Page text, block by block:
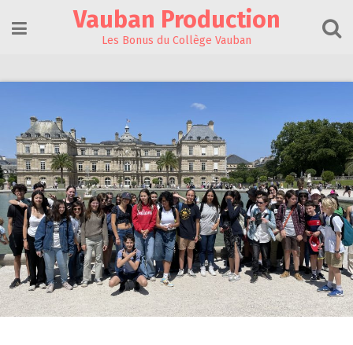
content
Vauban Production
Les Bonus du Collège Vauban